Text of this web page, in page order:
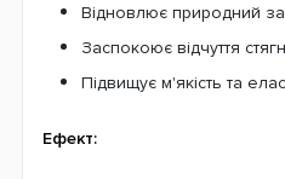
Відновлює природний
Заспокоює відчуття
Підвищує м'якість та
Ефект: